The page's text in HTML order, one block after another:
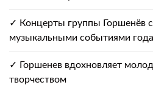
✓ Концерты группы Горшенёв
музыкальными событиями года
✓ Горшенев вдохновляет
творчеством